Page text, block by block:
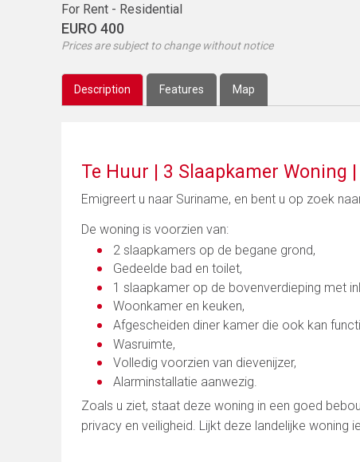
For Rent - Residential
EURO 400
Prices are subject to change without notice
Description Features Map
Te Huur | 3 Slaapkamer Woning
Emigreert u naar Suriname, en bent u op zoek
De woning is voorzien van:
2 slaapkamers op de begane grond,
Gedeelde bad en toilet,
1 slaapkamer op de bovenverdieping met
Woonkamer en keuken,
Afgescheiden diner kamer die ook kan
Wasruimte,
Volledig voorzien van dievenijzer,
Alarminstallatie aanwezig.
Zoals u ziet, staat deze woning in een goed
privacy en veiligheid. Lijkt deze landelijke